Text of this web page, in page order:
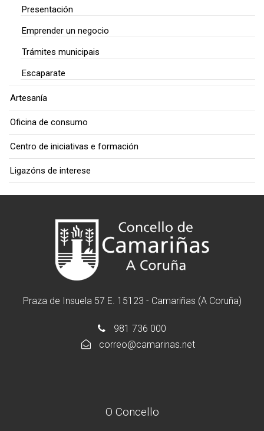
Presentación
Emprender un negocio
Trámites municipais
Escaparate
Artesanía
Oficina de consumo
Centro de iniciativas e formación
Ligazóns de interese
Praza de Insuela 57 E. 15123 - Camariñas (A Coruña)
981 736 000
correo@camarinas.net
O Concello